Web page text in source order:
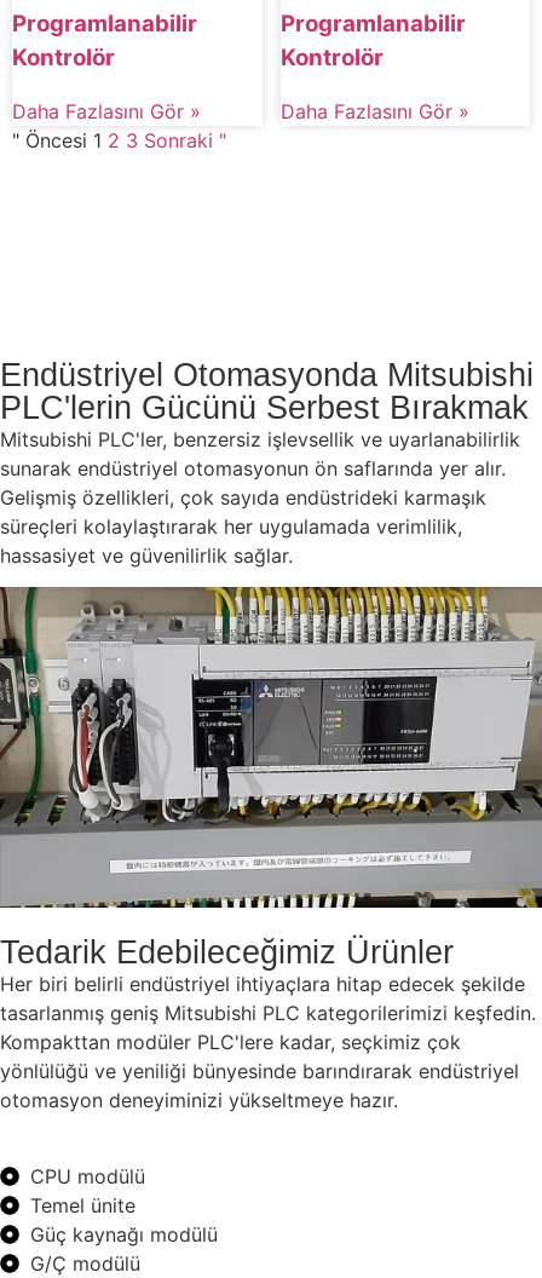
Programlanabilir
Kontrolör
Daha Fazlasını Gör »
Programlanabilir
Kontrolör
Daha Fazlasını Gör »
" Öncesi 1 2 3 Sonraki "
Endüstriyel Otomasyonda Mitsubishi
PLC'lerin Gücünü Serbest Bırakmak
Mitsubishi PLC'ler, benzersiz işlevsellik ve uyarlanabilirlik
sunarak endüstriyel otomasyonun ön saflarında yer alır.
Gelişmiş özellikleri, çok sayıda endüstrideki karmaşık
süreçleri kolaylaştırarak her uygulamada verimlilik,
hassasiyet ve güvenilirlik sağlar.
Tedarik Edebileceğimiz Ürünler
Her biri belirli endüstriyel ihtiyaçlara hitap edecek şekilde
tasarlanmış geniş Mitsubishi PLC kategorilerimizi keşfedin.
Kompakttan modüler PLC'lere kadar, seçkimiz çok
yönlülüğü ve yeniliği bünyesinde barındırarak endüstriyel
otomasyon deneyiminizi yükseltmeye hazır.
CPU modülü
Temel ünite
Güç kaynağı modülü
G/Ç modülü